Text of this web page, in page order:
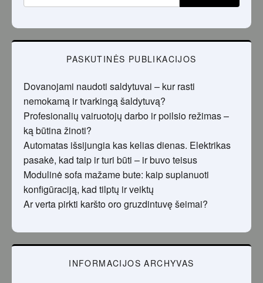
PASKUTINĖS PUBLIKACIJOS
Dovanojami naudoti saldytuvai – kur rasti
nemokamą ir tvarkingą šaldytuvą?
Profesionalių vairuotojų darbo ir poilsio režimas –
ką būtina žinoti?
Automatas išsijungia kas kelias dienas. Elektrikas
pasakė, kad taip ir turi būti – ir buvo teisus
Modulinė sofa mažame bute: kaip suplanuoti
konfigūraciją, kad tilptų ir veiktų
Ar verta pirkti karšto oro gruzdintuvę šeimai?
INFORMACIJOS ARCHYVAS